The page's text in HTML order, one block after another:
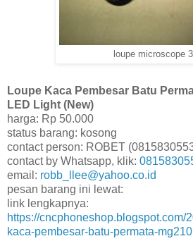
loupe microscope
Loupe Kaca Pembesar Batu
LED Light (New)
harga: Rp 50.000
status barang: kosong
contact person: ROBET
contact by Whatsapp, klik:
email: robb_llee@yahoo.co.id
pesan barang ini lewat:
link lengkapnya:
https://cncphoneshop.blogspot.com/
kaca-pembesar-batu-permata-